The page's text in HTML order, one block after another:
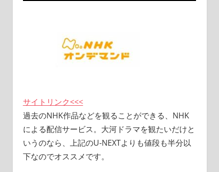
サイトリンク<<<
過去のNHK作品などを観ることができる、NHK
による配信サービス。大河ドラマを観たいだけと
いうのなら、上記のU-NEXTよりも値段も半分以
下なのでオススメです。